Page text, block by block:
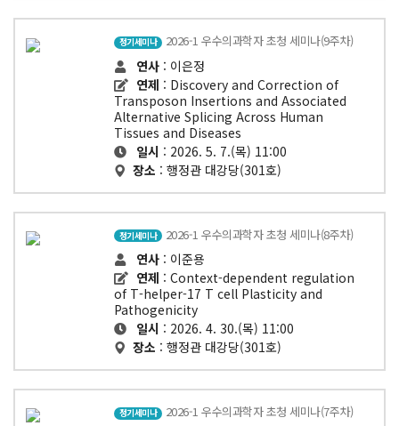
정기세미나 2026-1 우수의과학자 초청 세미나(9주차)
연사 : 이은정
연제 : Discovery and Correction of
Transposon Insertions and Associated
Alternative Splicing Across Human
Tissues and Diseases
일시 : 2026. 5. 7.(목) 11:00
장소 : 행정관 대강당(301호)
정기세미나 2026-1 우수의과학자 초청 세미나(8주차)
연사 : 이준용
연제 : Context-dependent regulation
of T-helper-17 T cell Plasticity and
Pathogenicity
일시 : 2026. 4. 30.(목) 11:00
장소 : 행정관 대강당(301호)
정기세미나 2026-1 우수의과학자 초청 세미나(7주차)